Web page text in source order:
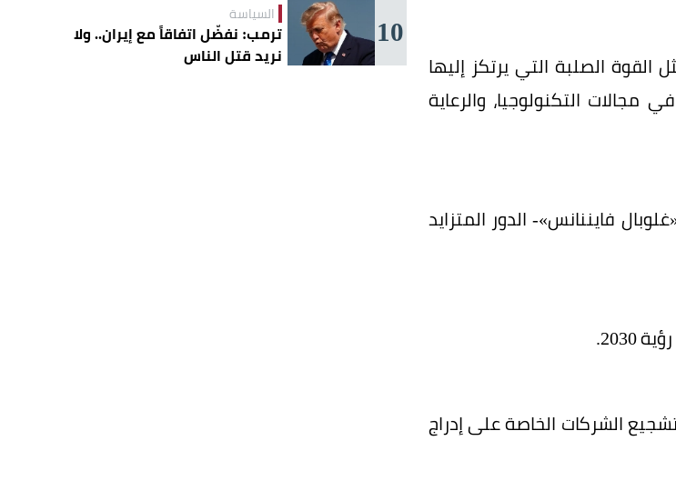
الصلبة التي يرتكز إليها
التكنولوجيا، والرعاية
فايننانس»- الدور المتزايد
الشركات الخاصة على إدراج
10 السياسة
ترمب: نفضّل اتفاقاً مع إيران.. ولا
نريد قتل الناس